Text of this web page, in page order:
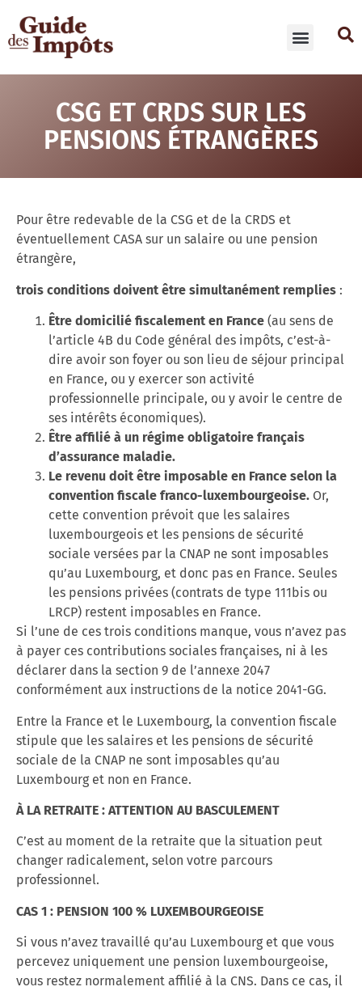
CSG ET CRDS SUR LES
PENSIONS ÉTRANGÈRES
Pour être redevable de la CSG et de la CRDS et
éventuellement CASA sur un salaire ou une pension
étrangère,
trois conditions doivent être simultanément remplies :
Être domicilié fiscalement en France (au sens de
l’article 4B du Code général des impôts, c’est-à-
dire avoir son foyer ou son lieu de séjour principal
en France, ou y exercer son activité
professionnelle principale, ou y avoir le centre de
ses intérêts économiques).
Être affilié à un régime obligatoire français
d’assurance maladie.
Le revenu doit être imposable en France selon la
convention fiscale franco-luxembourgeoise. Or,
cette convention prévoit que les salaires
luxembourgeois et les pensions de sécurité
sociale versées par la CNAP ne sont imposables
qu’au Luxembourg, et donc pas en France. Seules
les pensions privées (contrats de type 111bis ou
LRCP) restent imposables en France.
Si l’une de ces trois conditions manque, vous n’avez pas
à payer ces contributions sociales françaises, ni à les
déclarer dans la section 9 de l’annexe 2047
conformément aux instructions de la notice 2041-GG.
Entre la France et le Luxembourg, la convention fiscale
stipule que les salaires et les pensions de sécurité
sociale de la CNAP ne sont imposables qu’au
Luxembourg et non en France.
À LA RETRAITE : ATTENTION AU BASCULEMENT
C’est au moment de la retraite que la situation peut
changer radicalement, selon votre parcours
professionnel.
CAS 1 : PENSION 100 % LUXEMBOURGEOISE
Si vous n’avez travaillé qu’au Luxembourg et que vous
percevez uniquement une pension luxembourgeoise,
vous restez normalement affilié à la CNS. Dans ce cas, il